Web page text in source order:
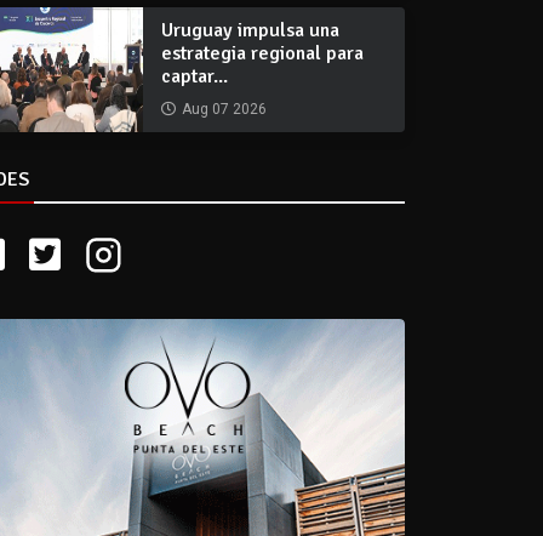
Uruguay impulsa una
estrategia regional para
captar...
Aug 07 2026